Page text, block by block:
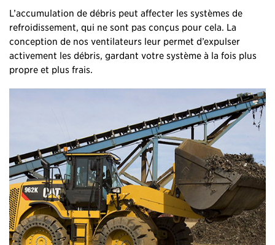
L’accumulation de débris peut affecter les systèmes de
refroidissement, qui ne sont pas conçus pour cela. La
conception de nos ventilateurs leur permet d’expulser
activement les débris, gardant votre système à la fois plus
propre et plus frais.